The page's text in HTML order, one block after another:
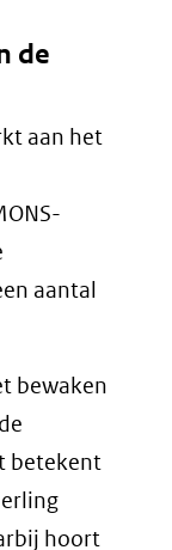
de
aan het
aantal
bewaken
betekent
hoort